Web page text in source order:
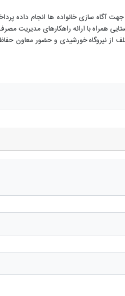
آگاه سازی خانواده ها انجام داده
از نیروگاه خورشیدی و حضور